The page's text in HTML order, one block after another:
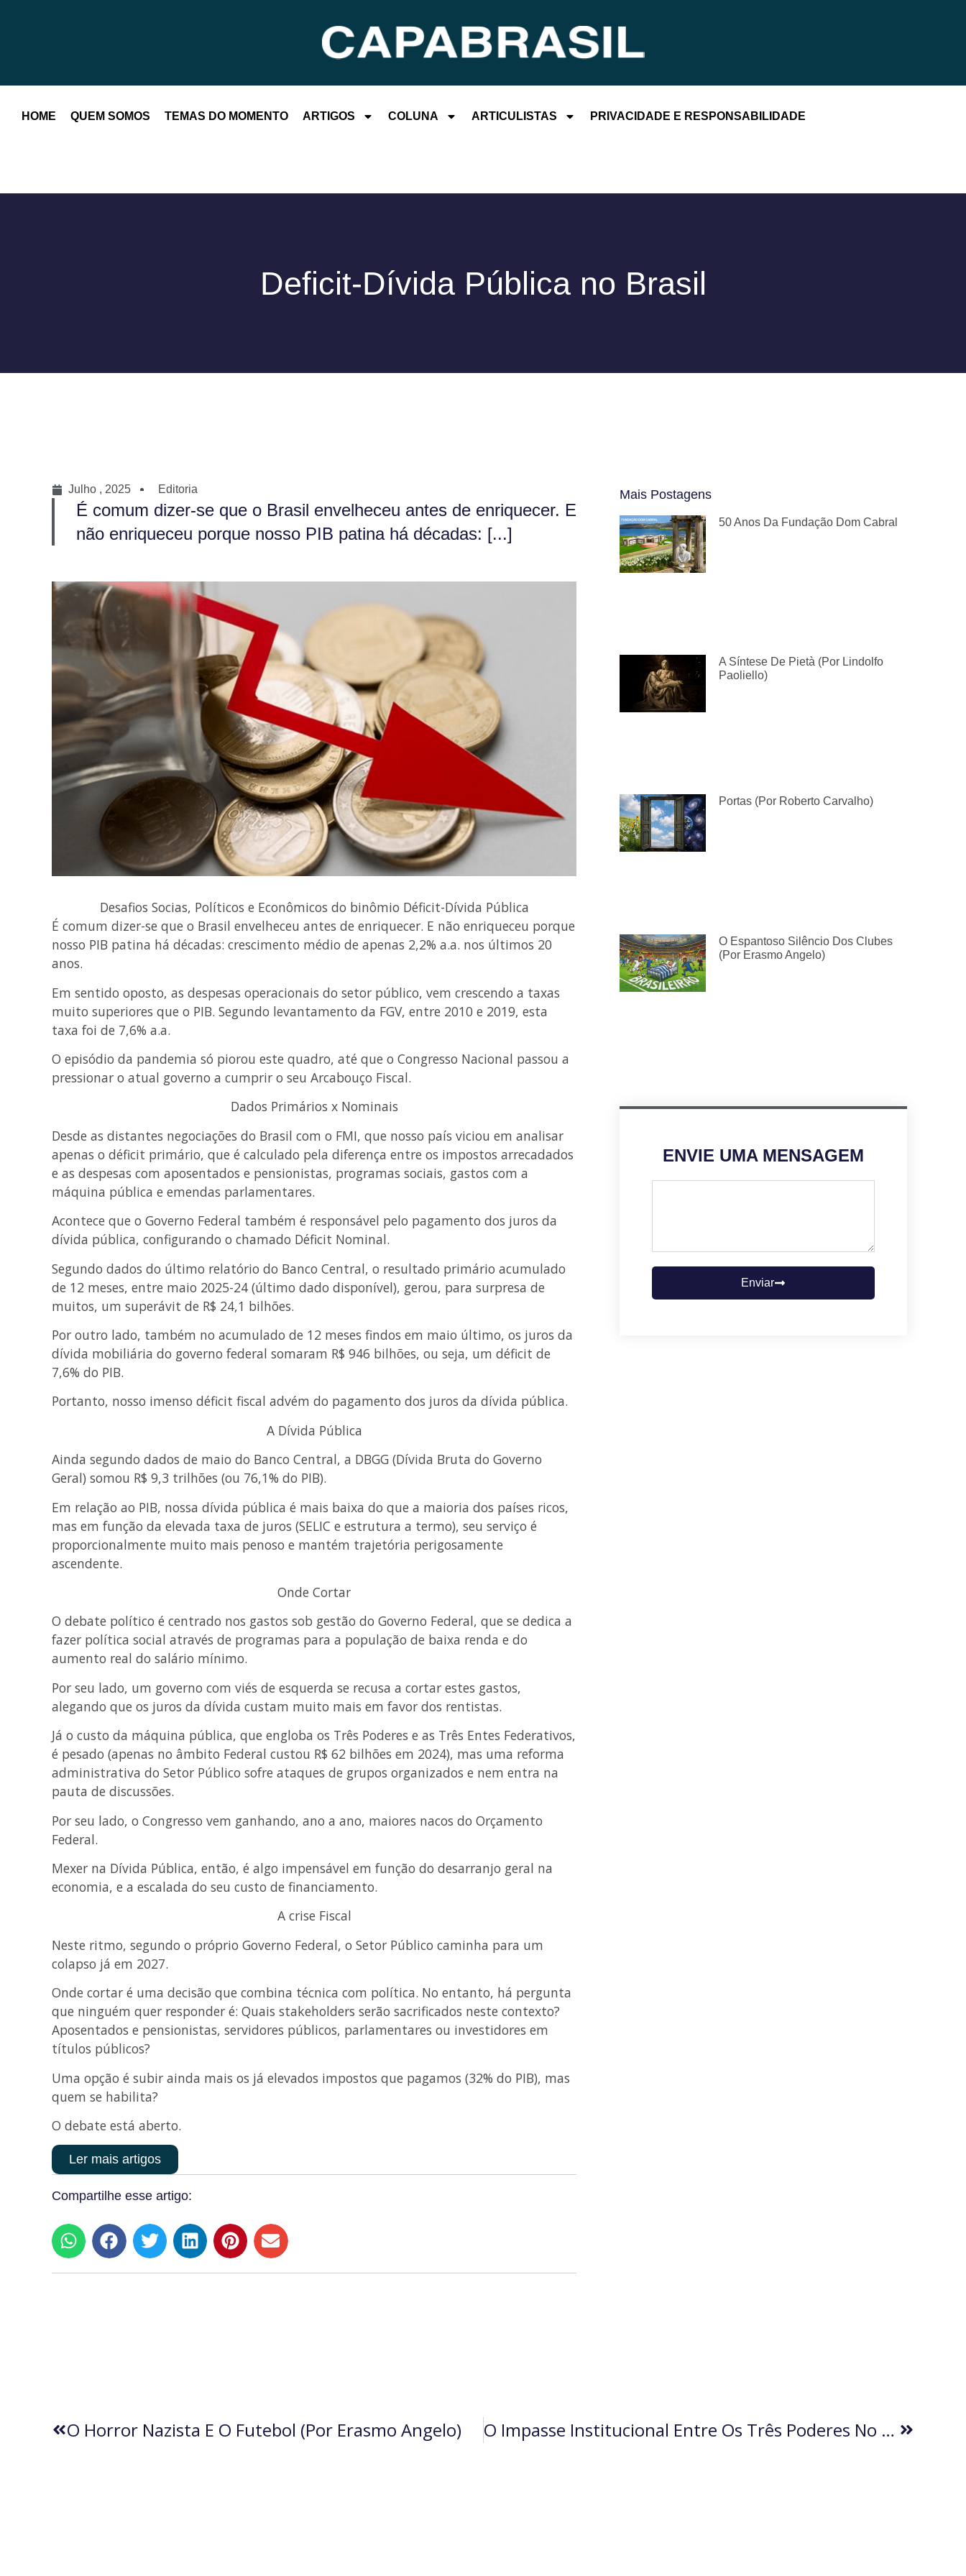
HOME QUEM SOMOS TEMAS DO MOMENTO ARTIGOS COLUNA ARTICULISTAS PRIVACIDADE E RESPONSABILIDADE
Deficit-Dívida Pública no Brasil
Julho , 2025 Editoria
É comum dizer-se que o Brasil envelheceu antes de enriquecer. E
não enriqueceu porque nosso PIB patina há décadas: [...]
Desafios Socias, Políticos e Econômicos do binômio Déficit-Dívida Pública
É comum dizer-se que o Brasil envelheceu antes de enriquecer. E não enriqueceu porque
nosso PIB patina há décadas: crescimento médio de apenas 2,2% a.a. nos últimos 20
anos.
Em sentido oposto, as despesas operacionais do setor público, vem crescendo a taxas
muito superiores que o PIB. Segundo levantamento da FGV, entre 2010 e 2019, esta
taxa foi de 7,6% a.a.
O episódio da pandemia só piorou este quadro, até que o Congresso Nacional passou a
pressionar o atual governo a cumprir o seu Arcabouço Fiscal.
Dados Primários x Nominais
Desde as distantes negociações do Brasil com o FMI, que nosso país viciou em analisar
apenas o déficit primário, que é calculado pela diferença entre os impostos arrecadados
e as despesas com aposentados e pensionistas, programas sociais, gastos com a
máquina pública e emendas parlamentares.
Acontece que o Governo Federal também é responsável pelo pagamento dos juros da
dívida pública, configurando o chamado Déficit Nominal.
Segundo dados do último relatório do Banco Central, o resultado primário acumulado
de 12 meses, entre maio 2025-24 (último dado disponível), gerou, para surpresa de
muitos, um superávit de R$ 24,1 bilhões.
Por outro lado, também no acumulado de 12 meses findos em maio último, os juros da
dívida mobiliária do governo federal somaram R$ 946 bilhões, ou seja, um déficit de
7,6% do PIB.
Portanto, nosso imenso déficit fiscal advém do pagamento dos juros da dívida pública.
A Dívida Pública
Ainda segundo dados de maio do Banco Central, a DBGG (Dívida Bruta do Governo
Geral) somou R$ 9,3 trilhões (ou 76,1% do PIB).
Em relação ao PIB, nossa dívida pública é mais baixa do que a maioria dos países ricos,
mas em função da elevada taxa de juros (SELIC e estrutura a termo), seu serviço é
proporcionalmente muito mais penoso e mantém trajetória perigosamente
ascendente.
Onde Cortar
O debate político é centrado nos gastos sob gestão do Governo Federal, que se dedica a
fazer política social através de programas para a população de baixa renda e do
aumento real do salário mínimo.
Por seu lado, um governo com viés de esquerda se recusa a cortar estes gastos,
alegando que os juros da dívida custam muito mais em favor dos rentistas.
Já o custo da máquina pública, que engloba os Três Poderes e as Três Entes Federativos,
é pesado (apenas no âmbito Federal custou R$ 62 bilhões em 2024), mas uma reforma
administrativa do Setor Público sofre ataques de grupos organizados e nem entra na
pauta de discussões.
Por seu lado, o Congresso vem ganhando, ano a ano, maiores nacos do Orçamento
Federal.
Mexer na Dívida Pública, então, é algo impensável em função do desarranjo geral na
economia, e a escalada do seu custo de financiamento.
A crise Fiscal
Neste ritmo, segundo o próprio Governo Federal, o Setor Público caminha para um
colapso já em 2027.
Onde cortar é uma decisão que combina técnica com política. No entanto, há pergunta
que ninguém quer responder é: Quais stakeholders serão sacrificados neste contexto?
Aposentados e pensionistas, servidores públicos, parlamentares ou investidores em
títulos públicos?
Uma opção é subir ainda mais os já elevados impostos que pagamos (32% do PIB), mas
quem se habilita?
O debate está aberto.
Ler mais artigos
Compartilhe esse artigo:
Mais Postagens
50 Anos Da Fundação Dom Cabral
A Síntese De Pietà (por Lindolfo
Paoliello)
Portas (por Roberto Carvalho)
O Espantoso Silêncio Dos Clubes
(por Erasmo Angelo)
ENVIE UMA MENSAGEM
Enviar
O Horror Nazista E O Futebol (por Erasmo Angelo) O Impasse Institucional Entre Os Três Poderes No Brasil